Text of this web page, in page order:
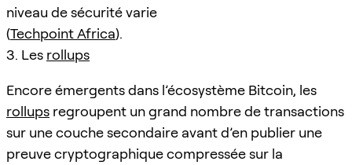
niveau de sécurité varie
(Techpoint Africa).
3. Les rollups
Encore émergents dans l’écosystème Bitcoin, les
rollups regroupent un grand nombre de transactions
sur une couche secondaire avant d’en publier une
preuve cryptographique compressée sur la